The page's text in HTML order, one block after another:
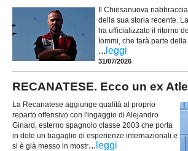
Il Chiesanuova
della sua storia recente.
ha ufficializzato il ritorno
Iommi, che farà parte
... leggi
31/07/2026
RECANATESE. Ecco un ex
La Recanatese aggiunge qualità al proprio
reparto offensivo con l'ingaggio di Alejandro
Ginard, esterno spagnolo classe 2003 che porta
in dote un bagaglio di esperienze internazionali e
si è già messo in mostr... leggi